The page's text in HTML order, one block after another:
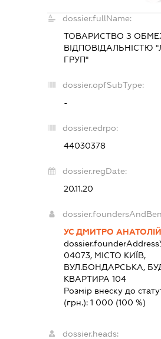
dossier.fullName:
ТОВАРИСТВО З
ВІДПОВІДАЛЬНІСТЮ
ГРУП"
dossier.opfSubType:
-
dossier.edrpo:
44030378
dossier.regDate:
20.11.20
УС ДМИТРО
dossier.founderAddress
04073, МІСТО КИЇВ,
ВУЛ.БОНДАРСЬКА,
КВАРТИРА 104
Розмір внеску до
(грн.): 1 000 (100 %)
dossier.heads: